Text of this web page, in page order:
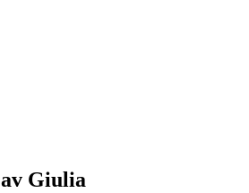
Giulia